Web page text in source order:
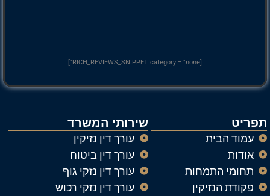
תפריט
עמוד הבית
אודות
תחומי התמחות
פקודת הנזיקין
שירותי המשרד
עורך דין נזיקין
עורך דין ביטוח
עורך דין נזקי גוף
עורך דין נזקי רכוש